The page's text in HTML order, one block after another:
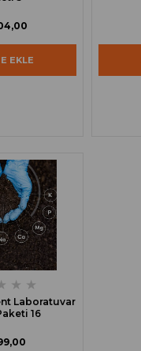
EKLE
★ ★
Laboratuvar
16